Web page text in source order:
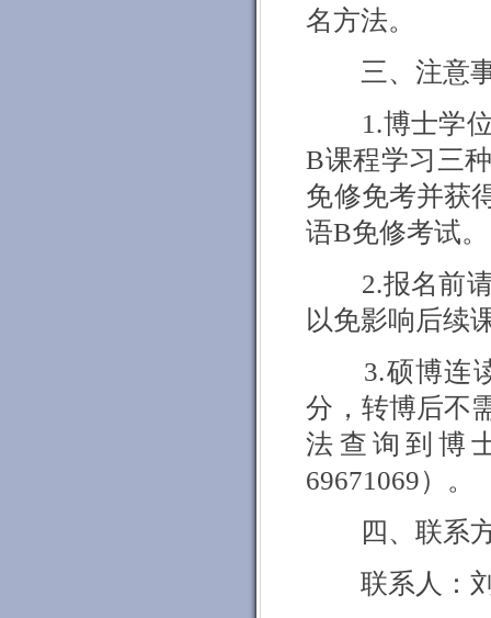
名方法。
三、注意
1.博士学
B课程学习三
免修免考并获
语B免修考试。
2.报名前
以免影响后续
3.硕博连
分，转博后不
法查询到博
69671069）。
四、联系
联系人：